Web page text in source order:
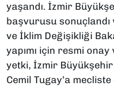
yaşandı. İzmir
başvurusu
ve İklim Değişikliği
yapımı için resmi
yetki, İzmir Büyükşehir
Cemil Tugay’a